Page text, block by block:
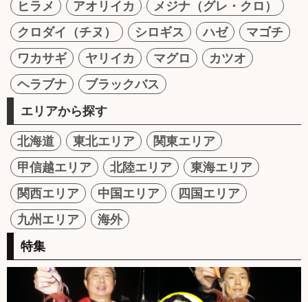
ヒラメ
アオリイカ
メジナ（グレ・クロ）
クロダイ（チヌ）
シロギス ハゼ
マゴチ
ワカサギ
ヤリイカ マグロ
カツオ
ヘラブナ
ブラックバス
エリアから探す
北海道 東北エリア
関東エリア
甲信越エリア
北陸エリア
東海エリア
関西エリア
中国エリア
四国エリア
九州エリア
海外
特集